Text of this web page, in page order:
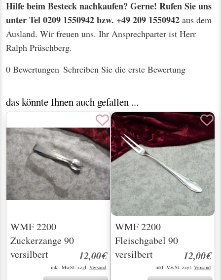
Hilfe beim Besteck nachkaufen? Gerne! Rufen Sie uns
unter Tel 0209 1550942 bzw. +49 209 1550942 aus dem
Ausland. Wir freuen uns. Ihr Ansprechparter ist Herr
Ralph Prüschberg.
0 Bewertungen Schreiben Sie die erste Bewertung
das könnte Ihnen auch gefallen ...
WMF 2200
Zuckerzange 90
versilbert
12,00€
inkl. MwSt. zzgl. Versand
WMF 2200
Fleischgabel 90
versilbert
12,00€
inkl. MwSt. zzgl. Versand